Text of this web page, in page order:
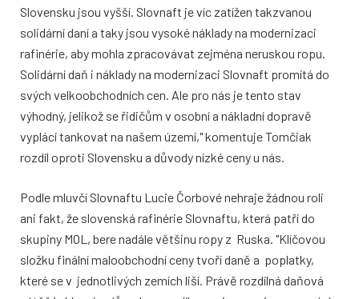
Slovensku jsou vyšší. Slovnaft je víc zatížen takzvanou
solidární daní a taky jsou vysoké náklady na modernizaci
rafinérie, aby mohla zpracovávat zejména neruskou ropu.
Solidární daň i náklady na modernizaci Slovnaft promítá do
svých velkoobchodních cen. Ale pro nás je tento stav
výhodný, jelikož se řidičům v osobní a nákladní dopravě
vyplácí tankovat na našem území," komentuje Tomčiak
rozdíl oproti Slovensku a důvody nízké ceny u nás.
Podle mluvčí Slovnaftu Lucie Čorbové nehraje žádnou roli
ani fakt, že slovenská rafinérie Slovnaftu, která patří do
skupiny MOL, bere nadále většinu ropy z Ruska. "Klíčovou
složku finální maloobchodní ceny tvoří daně a poplatky,
které se v jednotlivých zemích liší. Právě rozdílná daňová